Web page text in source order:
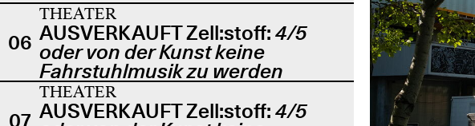
06
THEATER
AUSVERKAUFT Zell:stoff: 4/5
oder von der Kunst keine
Fahrstuhlmusik zu werden
07
THEATER
AUSVERKAUFT Zell:stoff: 4/5